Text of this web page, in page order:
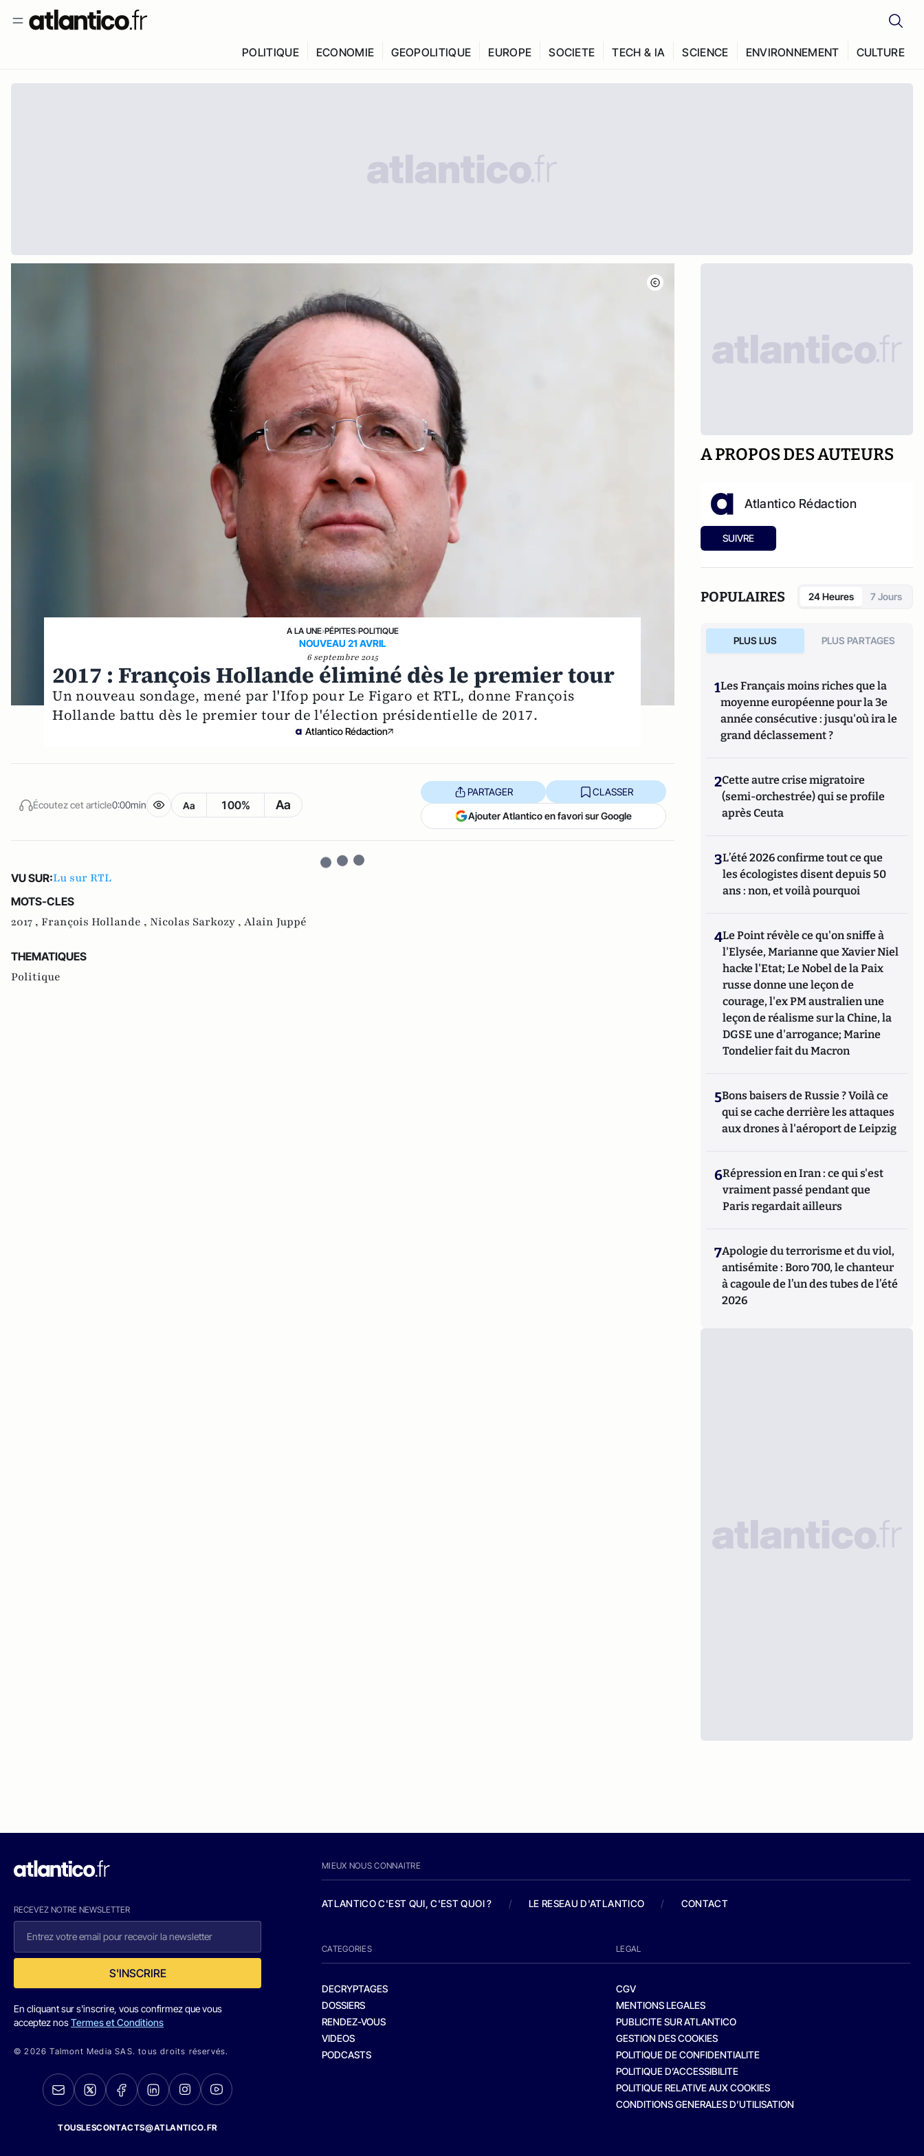
POLITIQUE ECONOMIE GEOPOLITIQUE EUROPE SOCIETE TECH & IA SCIENCE ENVIRONNEMENT CULTURE
A LA UNE›PÉPITES›POLITIQUE
NOUVEAU 21 AVRIL
6 septembre 2015
2017 : François Hollande éliminé dès le premier tour
Un nouveau sondage, mené par l'Ifop pour Le Figaro et RTL, donne François
Hollande battu dès le premier tour de l'élection présidentielle de 2017.
Atlantico Rédaction
Écoutez cet article0:00min Aa 100% Aa
PARTAGER CLASSER
Ajouter Atlantico en favori sur Google
VU SUR:Lu sur RTL
MOTS-CLES
2017 , François Hollande , Nicolas Sarkozy , Alain Juppé
THEMATIQUES
Politique
A PROPOS DES AUTEURS
Atlantico Rédaction
SUIVRE
POPULAIRES 24 Heures 7 Jours
PLUS LUS PLUS PARTAGES
1Les Français moins riches que la
moyenne européenne pour la 3e
année consécutive : jusqu'où ira le
grand déclassement ?
2Cette autre crise migratoire
(semi-orchestrée) qui se profile
après Ceuta
3L’été 2026 confirme tout ce que
les écologistes disent depuis 50
ans : non, et voilà pourquoi
4Le Point révèle ce qu'on sniffe à
l'Elysée, Marianne que Xavier Niel
hacke l'Etat; Le Nobel de la Paix
russe donne une leçon de
courage, l'ex PM australien une
leçon de réalisme sur la Chine, la
DGSE une d'arrogance; Marine
Tondelier fait du Macron
5Bons baisers de Russie ? Voilà ce
qui se cache derrière les attaques
aux drones à l'aéroport de Leipzig
6Répression en Iran : ce qui s'est
vraiment passé pendant que
Paris regardait ailleurs
7Apologie du terrorisme et du viol,
antisémite : Boro 700, le chanteur
à cagoule de l’un des tubes de l’été
2026
RECEVEZ NOTRE NEWSLETTER
S'INSCRIRE
En cliquant sur s'inscrire, vous confirmez que vous
acceptez nosTermes et Conditions
© 2026 Talmont Media SAS. tous droits réservés.
TOUSLESCONTACTS@ATLANTICO.FR
MIEUX NOUS CONNAITRE
ATLANTICO C'EST QUI, C'EST QUOI ? / LE RESEAU D'ATLANTICO / CONTACT
CATEGORIES
DECRYPTAGES
DOSSIERS
RENDEZ-VOUS
VIDEOS
PODCASTS
LEGAL
CGV
MENTIONS LEGALES
PUBLICITE SUR ATLANTICO
GESTION DES COOKIES
POLITIQUE DE CONFIDENTIALITE
POLITIQUE D’ACCESSIBILITE
POLITIQUE RELATIVE AUX COOKIES
CONDITIONS GENERALES D’UTILISATION